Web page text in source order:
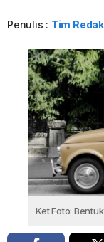
Penulis : Tim
Ket Foto: